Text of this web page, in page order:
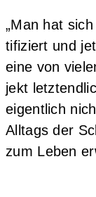
„Man hat
ti­fi­ziert und
eine von
jekt
eigent­lich
All­tags der
zum Leben